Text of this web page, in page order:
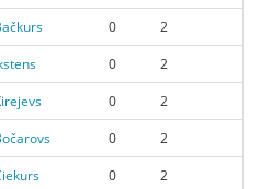
0
2
0
2
0
2
0
2
0
2